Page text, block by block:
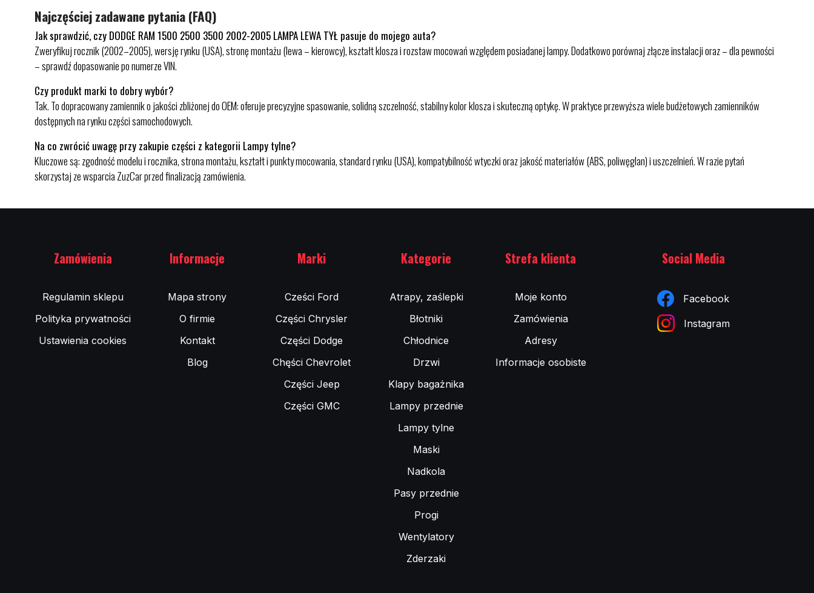
Najczęściej zadawane pytania (FAQ)
Jak sprawdzić, czy DODGE RAM 1500 2500 3500 2002-2005 LAMPA LEWA TYŁ pasuje do mojego auta?
Zweryfikuj rocznik (2002–2005), wersję rynku (USA), stronę montażu (lewa – kierowcy), kształt klosza i rozstaw mocowań względem posiadanej lampy. Dodatkowo porównaj złącze instalacji oraz – dla pewności
– sprawdź dopasowanie po numerze VIN.
Czy produkt marki to dobry wybór?
Tak. To dopracowany zamiennik o jakości zbliżonej do OEM: oferuje precyzyjne spasowanie, solidną szczelność, stabilny kolor klosza i skuteczną optykę. W praktyce przewyższa wiele budżetowych zamienników
dostępnych na rynku części samochodowych.
Na co zwrócić uwagę przy zakupie części z kategorii Lampy tylne?
Kluczowe są: zgodność modelu i rocznika, strona montażu, kształt i punkty mocowania, standard rynku (USA), kompatybilność wtyczki oraz jakość materiałów (ABS, poliwęglan) i uszczelnień. W razie pytań
skorzystaj ze wsparcia ZuzCar przed finalizacją zamówienia.
Zamówienia
Regulamin sklepu
Polityka prywatności
Ustawienia cookies
Informacje
Mapa strony
O firmie
Kontakt
Blog
Marki
Cześci Ford
Części Chrysler
Części Dodge
Chęści Chevrolet
Części Jeep
Części GMC
Kategorie
Atrapy, zaślepki
Błotniki
Chłodnice
Drzwi
Klapy bagażnika
Lampy przednie
Lampy tylne
Maski
Nadkola
Pasy przednie
Progi
Wentylatory
Zderzaki
Strefa klienta
Moje konto
Zamówienia
Adresy
Informacje osobiste
Social Media
Facebook
Instagram